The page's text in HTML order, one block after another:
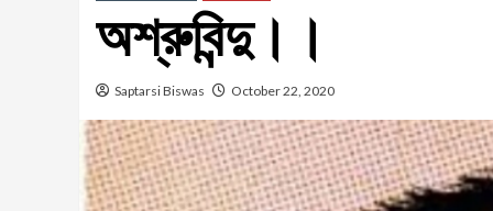
অশ্রুবিন্দু।।
Saptarsi Biswas October 22, 2020